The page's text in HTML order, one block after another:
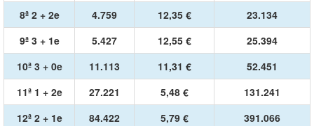
8ª 2 + 2e
4.759 12,35 €
23.134
9ª 3 + 1e
5.427 12,55 €
25.394
10ª 3 + 0e
11.113 11,31 €
52.451
11ª 1 + 2e
27.221 5,48 €
131.241
12ª 2 + 1e
84.422 5,79 €
391.066